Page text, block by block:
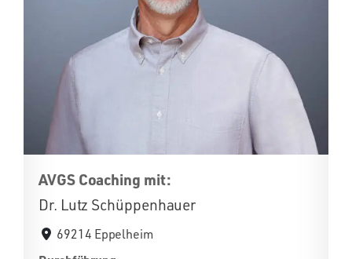
AVGS Coaching mit:
Dr. Lutz Schüppenhauer
69214 Eppelheim